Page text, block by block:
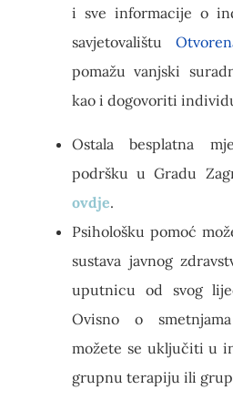
i sve informacije o
savjetovalištu
pomažu vanjski
kao i dogovoriti
Ostala besplatna
podršku u Gradu
ovdje.
Psihološku pomoć
sustava javnog
uputnicu od svog
Ovisno o
možete se uključiti u
grupnu terapiju ili